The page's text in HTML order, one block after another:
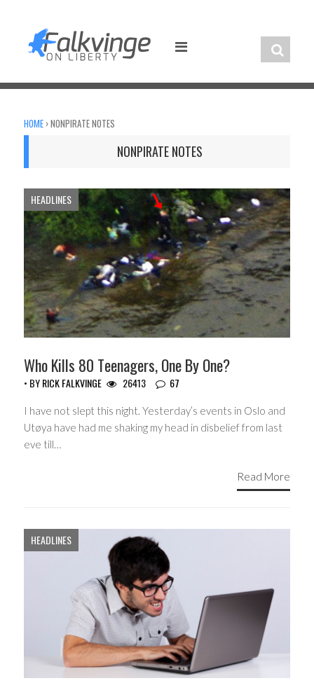
content
HOME ›NONPIRATE NOTES
NONPIRATE NOTES
HEADLINES
Who Kills 80 Teenagers, One By One?
• BYRICK FALKVINGE 26413 67
I have not slept this night. Yesterday’s events in Oslo and
Utøya have had me shaking my head in disbelief from last
eve till…
Read More
HEADLINES